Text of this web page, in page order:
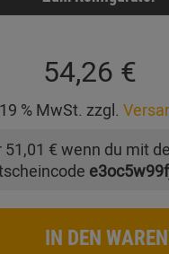
54,26 €
% MwSt. zzgl.
51,01 € wenn du mit
IN DEN